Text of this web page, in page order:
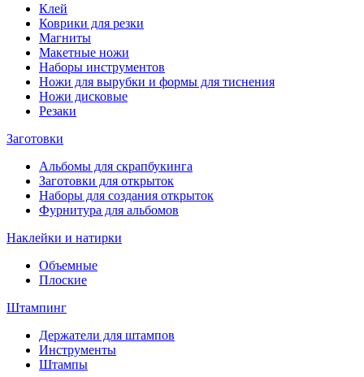
Клей
Коврики для резки
Магниты
Макетные ножи
Наборы инструментов
Ножи для вырубки и формы для тиснения
Ножи дисковые
Резаки
Заготовки
Альбомы для скрапбукинга
Заготовки для открыток
Наборы для создания открыток
Фурнитура для альбомов
Наклейки и натирки
Объемные
Плоские
Штампинг
Держатели для штампов
Инструменты
Штампы